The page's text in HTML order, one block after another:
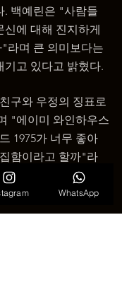
. 백예린은 "사람들
신에 대해 진지하게
라며 큰 의미보다는
기고 있다고 밝혔다.
구와 우정의 징표로
"에이미 와인하우스
1975가 너무 좋아
함이라고 할까"라
WhatsApp